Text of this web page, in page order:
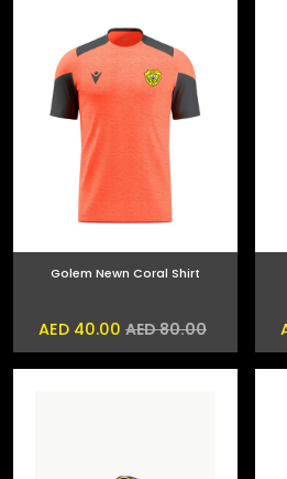
Golem Newn Coral Shirt
AED 80.00